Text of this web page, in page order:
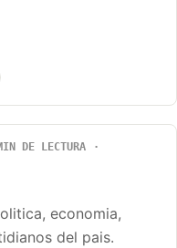
DE LECTURA
economia,
del pais.